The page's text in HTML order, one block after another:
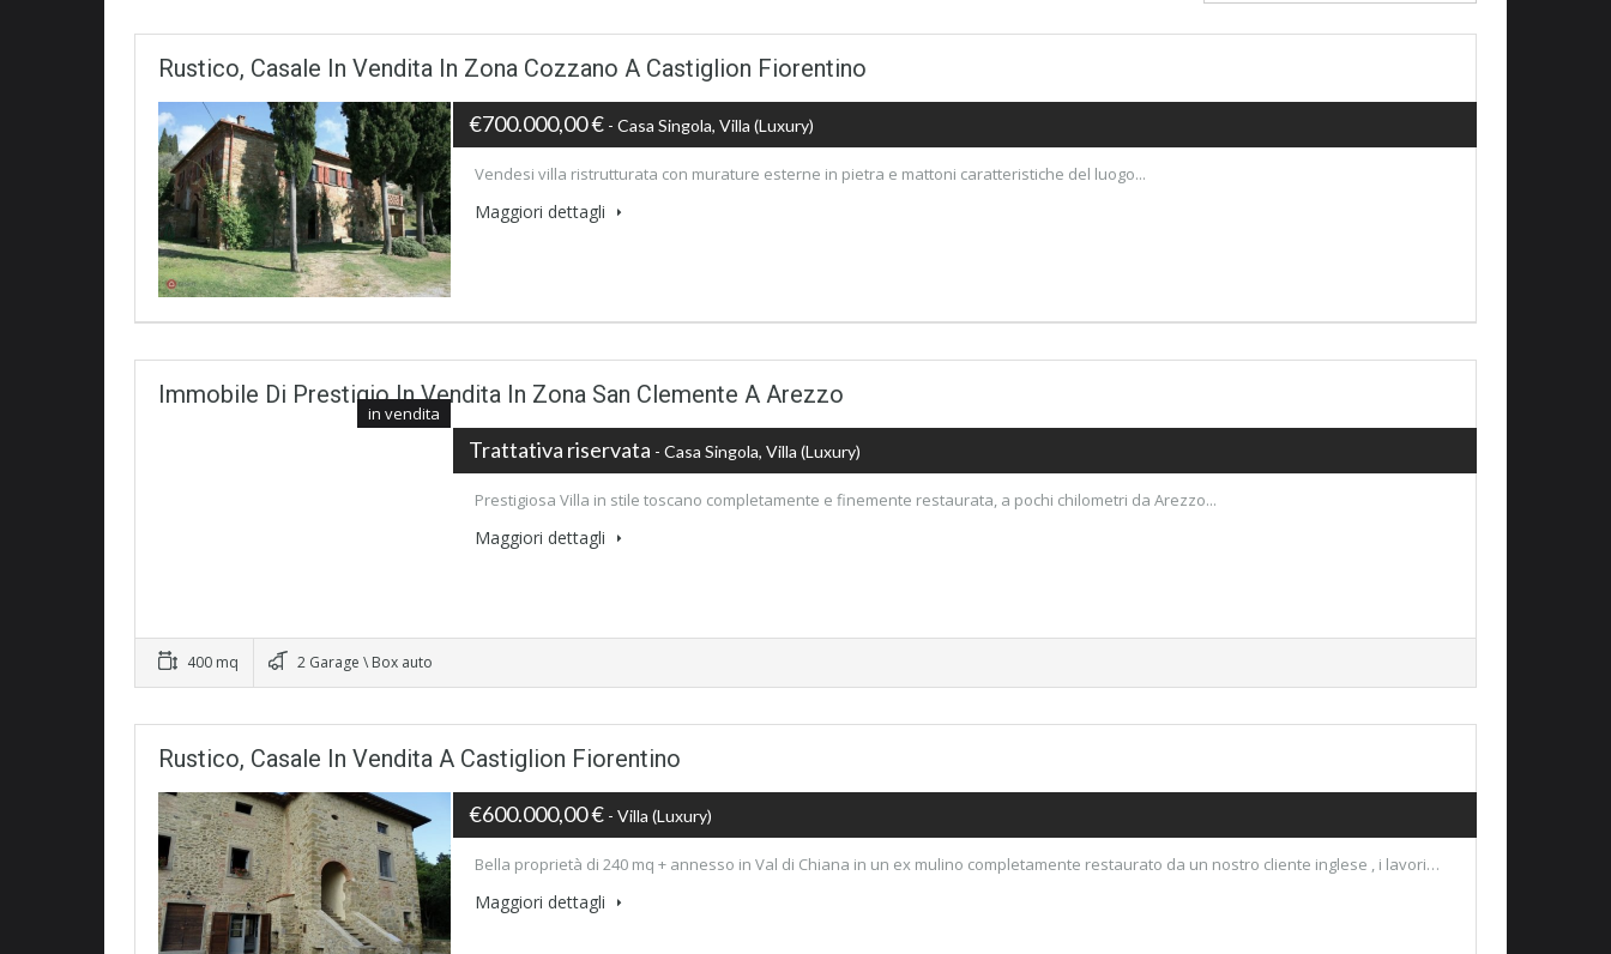
Rustico, Casale In Vendita In Zona Cozzano A Castiglion Fiorentino
€700.000,00 € - Casa Singola, Villa (luxury)
Vendesi villa ristrutturata con murature esterne in pietra e mattoni caratteristiche del luogo...
Maggiori dettagli
Immobile Di Prestigio In Vendita In Zona San Clemente A Arezzo
in vendita
Trattativa riservata - Casa Singola, Villa (luxury)
Prestigiosa Villa in stile toscano completamente e finemente restaurata, a pochi chilometri da Arezzo...
Maggiori dettagli
400 mq 2 Garage \ Box auto
Rustico, Casale In Vendita A Castiglion Fiorentino
€600.000,00 € - Villa (luxury)
Bella proprietà di 240 mq + annesso in Val di Chiana in un ex mulino completamente restaurato da un nostro cliente inglese , i lavori…
Maggiori dettagli